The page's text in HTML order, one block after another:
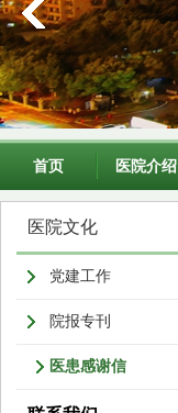
首页 医院介绍
医院文化
党建工作
院报专刊
医患感谢信